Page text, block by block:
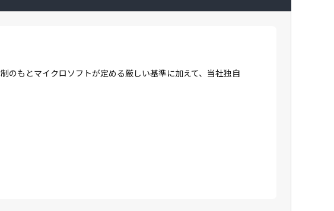
のもとマイクロソフトが定める厳しい基準に加えて、当社独自